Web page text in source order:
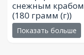
снежным крабом
(180 грамм (г))
Показать больше